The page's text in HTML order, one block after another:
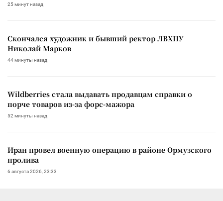
25 минут назад
Скончался художник и бывший ректор ЛВХПУ
Николай Марков
44 минуты назад
Wildberries стала выдавать продавцам справки о
порче товаров из-за форс-мажора
52 минуты назад
Иран провел военную операцию в районе Ормузского
пролива
6 августа 2026, 23:33